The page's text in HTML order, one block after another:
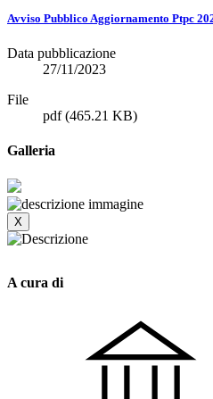
Avviso Pubblico Aggiornamento Ptpc
Data pubblicazione
27/11/2023
File
pdf(465.21 KB)
Galleria
X
A cura di